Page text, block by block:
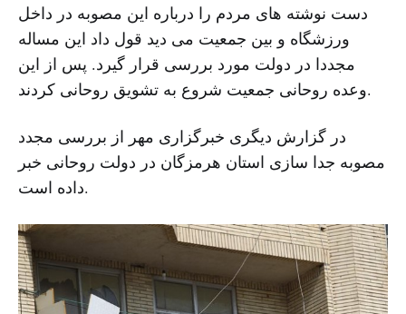
دست نوشته های مردم را درباره این مصوبه در داخل
ورزشگاه و بین جمعیت می دید قول داد این مساله
مجددا در دولت مورد بررسی قرار گیرد. پس از این
وعده روحانی جمعیت شروع به تشویق روحانی کردند.
در گزارش دیگری خبرگزاری مهر از بررسی مجدد
مصوبه جدا سازی استان هرمزگان در دولت روحانی خبر
داده است.